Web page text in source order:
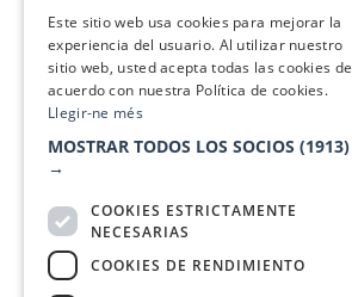
Este sitio web usa cookies para mejorar la
experiencia del usuario. Al utilizar nuestro
sitio web, usted acepta todas las cookies de
acuerdo con nuestra Política de cookies.
Llegir-ne més
MOSTRAR TODOS LOS SOCIOS (1913)
→
COOKIES ESTRICTAMENTE
NECESARIAS
COOKIES DE RENDIMIENTO